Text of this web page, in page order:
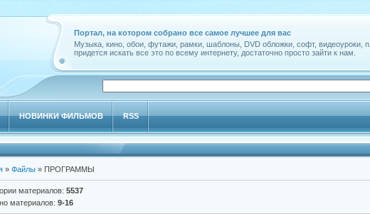
Портал, на котором собрано все самое лучшее для вас
Музыка, кино, обои, футажи, рамки, шаблоны, DVD обложки, софт, видеоуроки,
придется искать все это по всему интернету, достаточно просто зайти к нам.
НОВИНКИ ФИЛЬМОВ RSS
» Файлы» ПРОГРАММЫ
материалов: 5537
материалов: 9-16